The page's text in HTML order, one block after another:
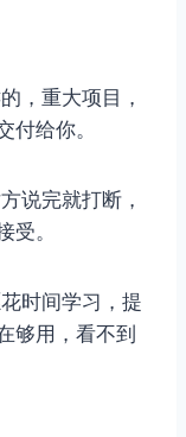
，重大项目，
给你。
说完就打断，
。
时间学习，提
够用，看不到